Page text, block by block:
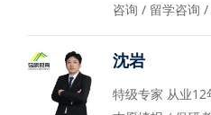
咨询 / 留学咨询
沈岩
特级专家 从业12